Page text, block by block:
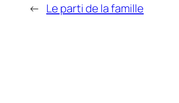
← Le parti de la famille